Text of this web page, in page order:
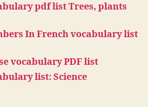
pdf list Trees, plants
In French vocabulary list
vocabulary PDF list
list: Science